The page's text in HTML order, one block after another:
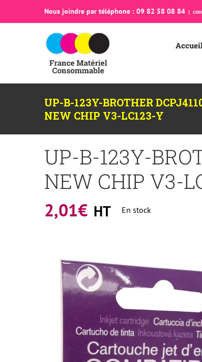
Nous joindre par téléphone : 09 82 58 08 84 |
UP-B-123Y-BROTHER
NEW CHIP V3-LC123-Y
UP-B-123Y-
NEW CHIP V3-
2,01€ HT En stock